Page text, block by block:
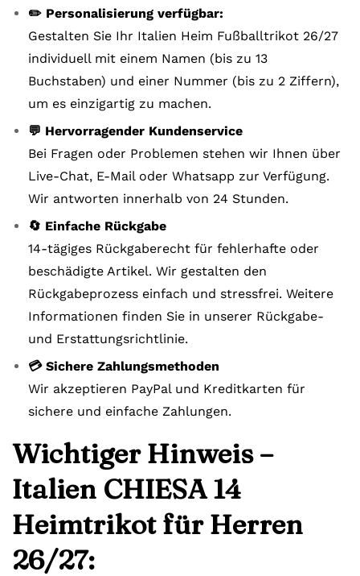
✏️ Personalisierung verfügbar:
Gestalten Sie Ihr Italien Heim Fußballtrikot 26/27
individuell mit einem Namen (bis zu 13
Buchstaben) und einer Nummer (bis zu 2 Ziffern),
um es einzigartig zu machen.
💬 Hervorragender Kundenservice
Bei Fragen oder Problemen stehen wir Ihnen über
Live-Chat, E-Mail oder Whatsapp zur Verfügung.
Wir antworten innerhalb von 24 Stunden.
🔄 Einfache Rückgabe
14-tägiges Rückgaberecht für fehlerhafte oder
beschädigte Artikel. Wir gestalten den
Rückgabeprozess einfach und stressfrei. Weitere
Informationen finden Sie in unserer Rückgabe-
und Erstattungsrichtlinie.
💳 Sichere Zahlungsmethoden
Wir akzeptieren PayPal und Kreditkarten für
sichere und einfache Zahlungen.
Wichtiger Hinweis –
Italien CHIESA 14
Heimtrikot für Herren
26/27: